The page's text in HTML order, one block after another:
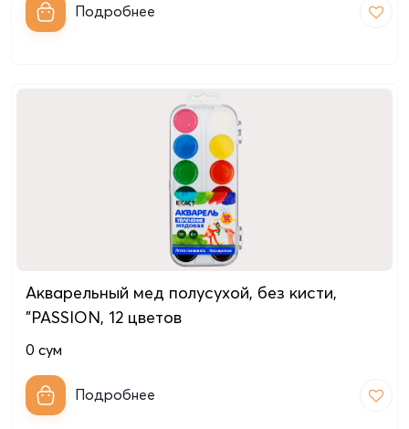
Подробнее
Акварельный мед полусухой, без кисти,
"PASSION, 12 цветов
0 сум
Подробнее